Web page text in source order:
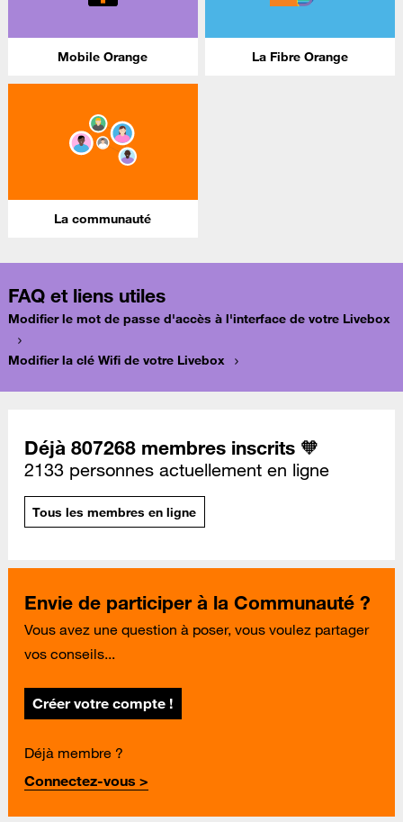
Mobile Orange La Fibre Orange
La communauté
FAQ et liens utiles
Modifier le mot de passe d'accès à l'interface de votre Livebox
Modifier la clé Wifi de votre Livebox
Déjà 807268 membres inscrits 🧡
2133 personnes actuellement en ligne
Tous les membres en ligne
Envie de participer à la Communauté ?
Vous avez une question à poser, vous voulez partager
vos conseils...
Créer votre compte !
Déjà membre ?
Connectez-vous >